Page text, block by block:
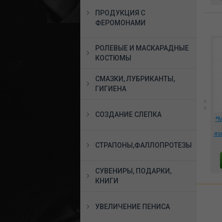
ПРОДУКЦИЯ С
ФЕРОМОНАМИ
РОЛЕВЫЕ И МАСКАРАДНЫЕ
КОСТЮМЫ
СМАЗКИ, ЛУБРИКАНТЫ,
ГИГИЕНА
СОЗДАНИЕ СЛЕПКА
СТРАПОНЫ,ФАЛЛОПРОТЕЗЫ
СУВЕНИРЫ, ПОДАРКИ,
КНИГИ
УВЕЛИЧЕНИЕ ПЕНИСА
Страстное лаковое
*Анальная втулка
5996 руб.